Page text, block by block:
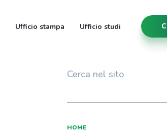
Ufficio stampa Ufficio studi
Cerca nel sito
HOME